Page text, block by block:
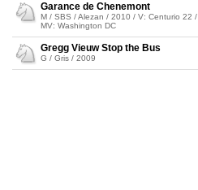
Garance de Chenemont
M / SBS / Alezan / 2010 / V: Centurio 22 /
MV: Washington DC
Gregg Vieuw Stop the Bus
G / Gris / 2009